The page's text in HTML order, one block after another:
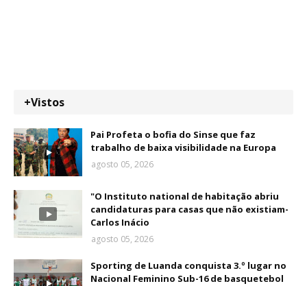
+Vistos
Pai Profeta o bofia do Sinse que faz
trabalho de baixa visibilidade na Europa
agosto 05, 2026
"O Instituto national de habitação abriu
candidaturas para casas que não existiam-
Carlos Inácio
agosto 05, 2026
Sporting de Luanda conquista 3.º lugar no
Nacional Feminino Sub-16 de basquetebol